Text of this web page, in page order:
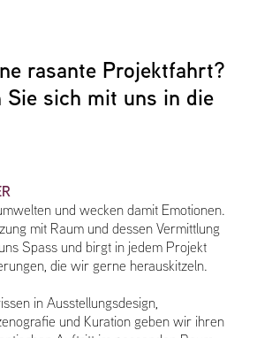
rasante Projektfahrt?
Sie sich mit uns in die
und wecken damit Emotionen.
mit Raum und dessen Vermittlung
Spass und birgt in jedem Projekt
die wir gerne herauskitzeln.
in Ausstellungsdesign,
und Kuration geben wir ihren